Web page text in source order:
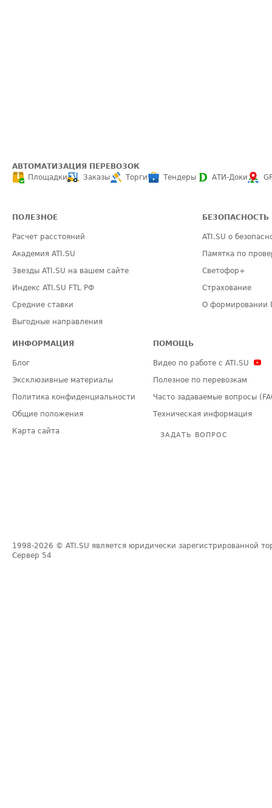
АВТОМАТИЗАЦИЯ ПЕРЕВОЗОК
Площадки
Заказы Торги Тендеры АТИ-Доки
ПОЛЕЗНОЕ
Расчет расстояний
Академия ATI.SU
Звезды ATI.SU на вашем сайте
Индекс ATI.SU FTL РФ
Средние ставки
Выгодные направления
БЕЗОПАСНОСТЬ
ATI.SU о
Памятка по
Светофор+
Страхование
О формировании
ИНФОРМАЦИЯ
Блог
Эксклюзивные материалы
Политика конфиденциальности
Общие положения
Карта сайта
ПОМОЩЬ
Видео по работе с ATI.SU
Полезное по перевозкам
Часто задаваемые вопросы
Техническая информация
ЗАДАТЬ ВОПРОС
1998-2026 © ATI.SU является юридически зарегистрированной
Сервер 54